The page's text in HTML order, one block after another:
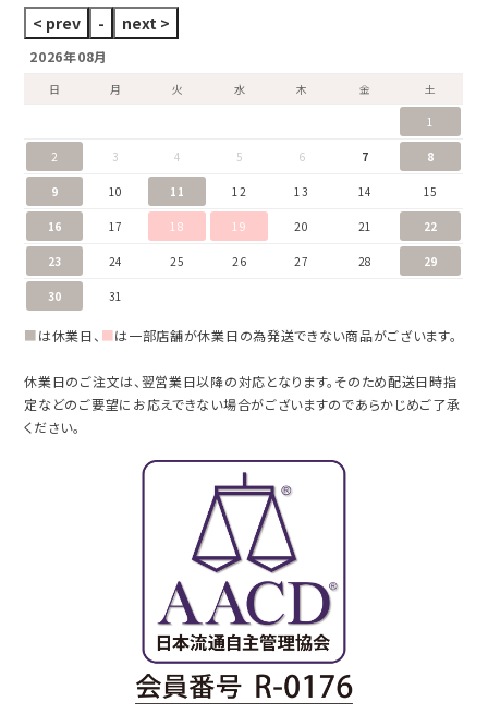
2026年08月
日 月 火 水 木 金
土
1
2 3 4 5 6 7 8
9 10 11 12 13 14 15
16 17 18 19 20 21 22
23 24 25 26 27 28 29
30 31
■は休業日、 ■は一部店舗が休業日の為発送できない商品がございます。
休業日のご注文は、翌営業日以降の対応となります。そのため配送日時指
定などのご要望にお応えできない場合がございますのであらかじめご了承
ください。